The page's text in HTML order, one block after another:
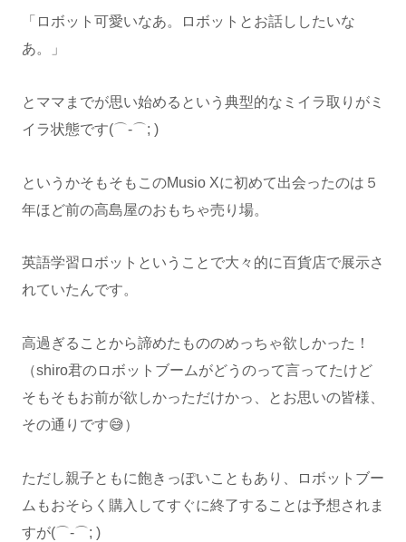
「ロボット可愛いなあ。ロボットとお話ししたいな
あ。」
とママまでが思い始めるという典型的なミイラ取りがミ
イラ状態です(⌒-⌒; )
というかそもそもこのMusio Xに初めて出会ったのは５
年ほど前の高島屋のおもちゃ売り場。
英語学習ロボットということで大々的に百貨店で展示さ
れていたんです。
高過ぎることから諦めたもののめっちゃ欲しかった！
（shiro君のロボットブームがどうのって言ってたけど
そもそもお前が欲しかっただけかっ、とお思いの皆様、
その通りです😅）
ただし親子ともに飽きっぽいこともあり、ロボットブー
ムもおそらく購入してすぐに終了することは予想されま
すが(⌒-⌒; )